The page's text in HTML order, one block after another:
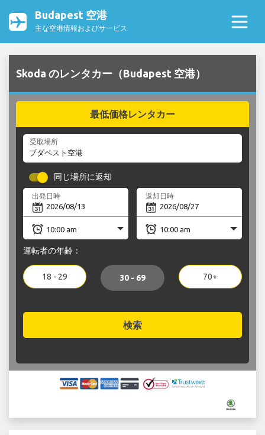
Budapest 空港
主な空港情報およびサービス
Skoda のレンタカー（Budapest 空港）
最低価格レンタカー
受取場所
同じ場所に返却
出発日時 返却日時
運転者の年齢：
18 - 29 30 - 69 70+
検索